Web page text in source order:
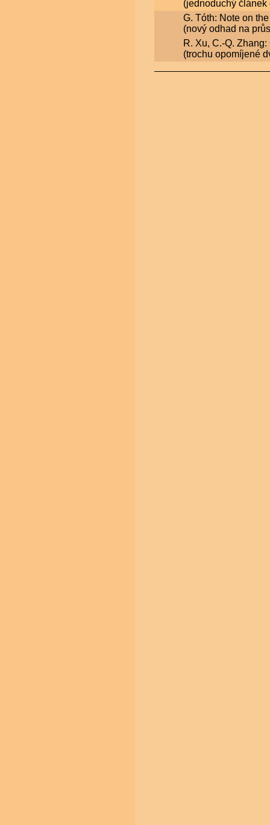
(jednoduchý
G. Tóth: Note on
(nový odhad na
R. Xu, C.-Q.
(trochu opomíjené